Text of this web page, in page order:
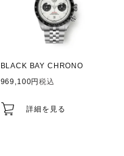
BLACK BAY CHRONO
969,100
税込
詳細を見る